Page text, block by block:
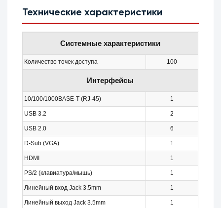
Технические характеристики
Системные характеристики
Количество точек доступа 100
Интерфейсы
10/100/1000BASE-T (RJ-45) 1
USB 3.2 2
USB 2.0 6
D-Sub (VGA) 1
HDMI 1
PS/2 (клавиатура/мышь) 1
Линейный вход Jack 3.5mm 1
Линейный выход Jack 3.5mm 1